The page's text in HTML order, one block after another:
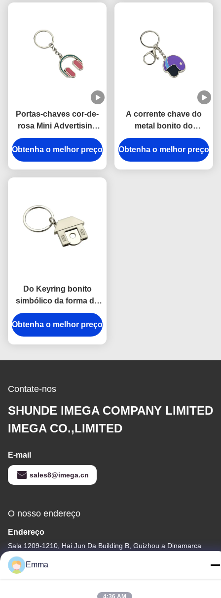
Portas-chaves cor-de-
rosa Mini Advertising
Gift Keyring do esmalte
do ferro do fones de
ouvido
Obtenha o melhor preço
A corrente chave do
metal bonito do
capacete de Pantone da
lembrança esmalta a
espessura de Iron Man
Obtenha o melhor preço
Do Keyring bonito
simbólico da forma da
casa do trole chave
imprimindo UV Ring
Holder do metal
Obtenha o melhor preço
Contate-nos
SHUNDE IMEGA COMPANY LIMITED
IMEGA CO.,LIMITED
E-mail
sales8@imega.cn
O nosso endereço
Endereço
Sala 1209-1210, Hai Jun Da Building B, Guizhou a Dinamarca
Dao Zhong, Ronggui, Shunde, Foshan, Guangdong, China
telefone
Emma
4:36 AM